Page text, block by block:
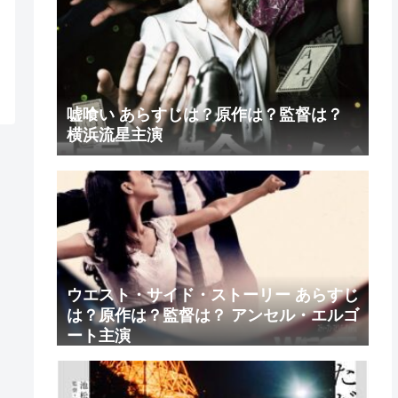
嘘喰い あらすじは？原作は？監督は？
横浜流星主演
ウエスト・サイド・ストーリー あらすじ
は？原作は？監督は？ アンセル・エルゴ
ート主演